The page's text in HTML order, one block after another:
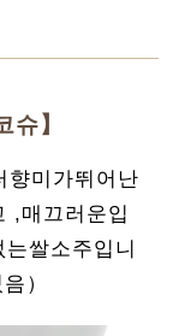
슈】
향미가뛰어난
,매끄러운입
쌀소주입니
）